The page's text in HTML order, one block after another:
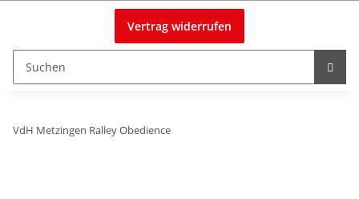
Vertrag widerrufen
VdH Metzingen Ralley Obedience